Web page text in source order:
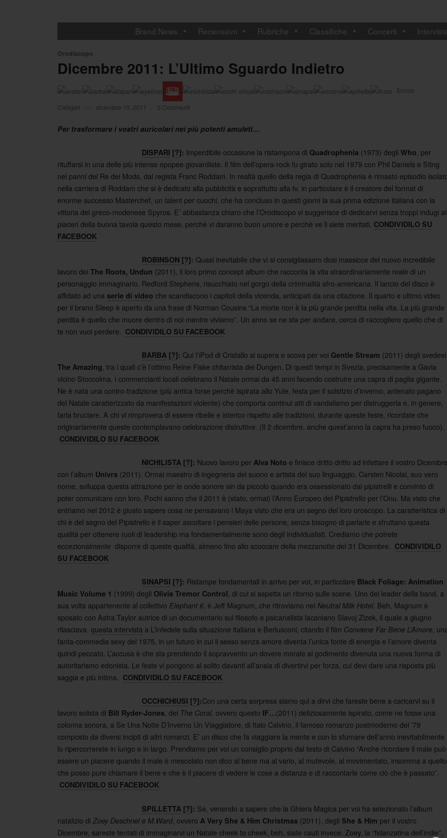
Brand News Recensioni Rubriche Classifiche Concerti
Orodiscopo
Dicembre 2011: L’Ultimo Sguardo Indietro
Enrico
Calligari
dicembre 10, 2011 0 Commenti
Per trasformare i vostri auricolari nei più potenti amuleti…
DISPARI [?]: Imperdibile occasione la ristampona di Quadrophenia (1973) degliWho, per
rituffarsi in una delle più intense epopee giovaniliste. Il film dell’opera-rock fu girato solo nel 1979 con Phil Daniels e Sting
nei panni del Re dei Mods, dal regista Franc Roddam. In realtà quello della regia di Quadrophenia è rimasto episodio
nella carriera di Roddam che si è dedicato alla pubblicità e soprattutto alla tv, in particolare è il creatore del format di
enorme successo Masterchef, un talent per cuochi, che ha concluso in questi giorni la sua prima edizione italiana con la
vittoria del greco-modenese Spyros. E’ abbastanza chiaro che l’Orodiscopo vi suggerisce di dedicarvi senza troppi indugi ai
piaceri della buona tavola questo mese, perchè vi daranno buon umore e perchè ve li siete meritati. CONDIVIDILO SU
FACEBOOK
ROBINSON [?]: Quasi inevitabile che vi si consigliassero dosi massicce del nuovo incredibile
lavoro dei The Roots, Undun (2011), il loro primo concept album che racconta la vita straordinariamente reale di un
personaggio immaginario, Redford Stephens, risucchiato nel gorgo della criminalità afro-americana. Il lancio del disco è
affidato ad una serie di video che scandiscono i capitoli della vicenda, anticipati da una citazione. Il quarto e ultimo video
per il brano Sleep è aperto da una frase di Norman Cousins “La morte non è la più grande perdita nella vita. La più grande
perdita è quello che muore dentro di noi mentre viviamo”. Un anno se ne sta per andare, cerca di raccogliere quello che di
te non vuoi perdere. CONDIVIDILO SU FACEBOOK
BARBA [?]: Qui l’iPod di Cristallo si supera e scova per voi Gentle Stream (2011) degli svedesi
The Amazing, tra i quali c’è l’ottimo Reine Fiske chitarrista dei Dungen. Di questi tempi in Svezia, precisamente a Gavla
vicino Stoccolma, i commercianti locali celebrano il Natale ormai da 45 anni facendo costruire una capra di paglia gigante.
Ne è nata una contro-tradizione (più antica forse perchè ispirata allo Yule, festa per il solstizio d’inverno, antenato pagano
del Natale caratterizzato da manifestazioni violente) che comporta continui atti di vandalismo per distruggerla e, in genere,
farla bruciare. A chi vi rimprovera di essere ribelle e isterico rispetto alle tradizioni, durante queste feste, ricordate che
originariamente queste contemplavano celebrazione distruttive. (Il 2 dicembre, anche quest’anno la capra ha preso fuoco).
CONDIVIDILO SU FACEBOOK
NICHILISTA [?]: Nuovo lavoro per Alva Noto e finisce dritto dritto ad infettare il vostro
con l’album Univrs (2011). Ormai maestro di ingegneria del suono e artista del suo linguaggio, Carsten Nicolai, suo vero
nome, sviluppa questa attrazione per le onde sonore sin da piccolo quando era ossessionato dai pipistrelli e convinto di
poter comunicare con loro. Pochi sanno che il 2011 è (stato, ormai) l’Anno Europeo del Pipistrello per l’Onu. Ma visto che
entriamo nel 2012 è giusto sapere cosa ne pensavano i Maya visto che era un segno del loro oroscopo. La caratteristica di
chi è del segno del Pipistrello è il saper ascoltare i pensieri delle persone, senza bisogno di parlarle e sfruttano questa
qualità per ottenere ruoli di leadership ma fondamentalmente sono degli individualisti. Crediamo che potrete
eccezionalmente disporre di queste qualità, almeno fino allo scoccare della mezzanotte del 31 Dicembre. CONDIVIDILO
SU FACEBOOK
SINAPSI [?]: Ristampe fondamentali in arrivo per voi, in particolare Black Foliage: Animation
Music Volume 1 (1999) degli Olivia Tremor Control, di cui si aspetta un ritorno sulle scene. Uno dei leader della band, a
sua volta appartenente al collettivo Elephant 6, è Jeff Magnum, che ritroviamo nei Neutral Milk Hotel. Beh, Magnum è
sposato con Astra Taylor autrice di un documentario sul filosofo e psicanalista lacaniano Slavoj Zizek, il quale a giugno
rilasciava questa intervista a L’Infedele sulla situazione italiana e Berlusconi, citando il film Conviene Far Bene L’Amore,
fanta-commedia sexy del 1975, in un futuro in cui il sesso senza amore diventa l’unica fonte di energia e l’amore diventa
quindi peccato. L’accusa è che sta prendendo il sopravvento un dovere morale al godimento divenuta una nuova forma di
autoritarismo edonista. Le feste vi pongono al solito davanti all’ansia di divertirvi per forza, cui devi dare una risposta più
saggia e più intima. CONDIVIDILO SU FACEBOOK
OCCHICHIUSI [?]:Con una certa sorpresa siamo qui a dirvi che fareste bene a caricarvi su il
lavoro solista di Bill Ryder-Jones, dei The Coral, ovvero questo IF…(2011) deliziosamente ispirato, come ne fosse una
colonna sonora, a Se Una Notte D’Inverno Un Viaggiatore, di Italo Calvino, il famoso romanzo postmoderno del ’79
composto da diversi incipit di altri romanzi. E’ un disco che fa viaggiare la mente e con lo sfumare dell’anno inevitabilmente
lo ripercorrerete in lungo e in largo. Prendiamo per voi un consiglio proprio dal testo di Calvino “Anche ricordare il male può
essere un piacere quando il male è mescolato non dico al bene ma al vario, al mutevole, al movimentato, insomma a quello
che posso pure chiamare il bene e che è il piacere di vedere le cose a distanza e di raccontarle come ciò che è passato”.
CONDIVIDILO SU FACEBOOK
SPILLETTA [?]: Se, venendo a sapere che la Ghiera Magica per voi ha selezionato l’album
natalizio di Zoey Deschnel e M.Ward, ovvero A Very She & Him Christmas (2011), degli She & Him per il vostro
Dicembre, sareste tentati di immaginarvi un Natale cheek to cheek, beh, siate cauti invece. Zoey, la “fidanzatina dell’indie”,